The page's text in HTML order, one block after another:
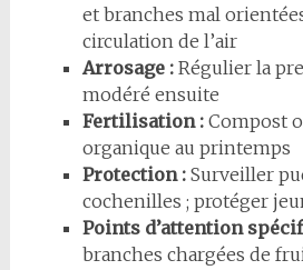
et branches mal
circulation de l’air
Arrosage :Régulier la
modéré ensuite
Fertilisation :Compost
organique au printemps
Protection :Surveiller
cochenilles ; protéger
Points d’attention
branches chargées de